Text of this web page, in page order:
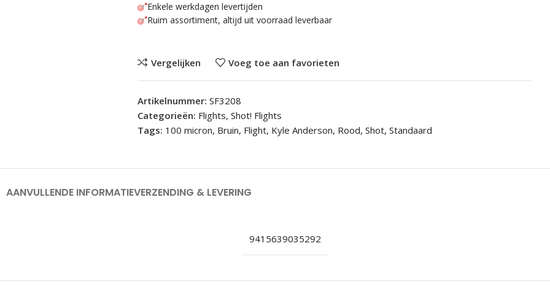
Enkele werkdagen levertijden
Ruim assortiment, altijd uit voorraad leverbaar
Vergelijken Voeg toe aan favorieten
Artikelnummer:SF3208
Categorieën: Flights, Shot! Flights
Tags: 100 micron, Bruin, Flight, Kyle Anderson, Rood, Shot, Standaard
AANVULLENDE INFORMATIEVERZENDING & LEVERING
9415639035292